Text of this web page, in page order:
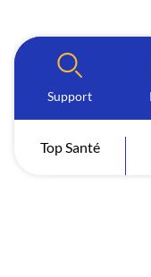
Support
Top Santé